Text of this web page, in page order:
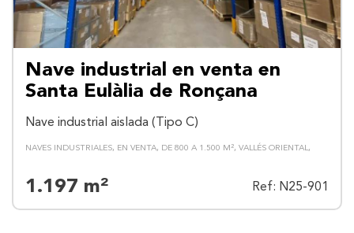
Nave industrial en venta en
Santa Eulàlia de Ronçana
Nave industrial aislada (Tipo C)
NAVES INDUSTRIALES EN VENTA DE 800 A 1.500 M² VALLÉS ORIENTAL
1.197 m² Ref: N25-901